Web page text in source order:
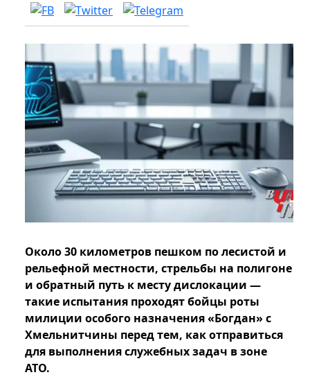
Около 30 километров пешком по лесистой и
рельефной местности, стрельбы на полигоне
и обратный путь к месту дислокации —
такие испытания проходят бойцы роты
милиции особого назначения «Богдан» с
Хмельнитчины перед тем, как отправиться
для выполнения служебных задач в зоне
АТО.